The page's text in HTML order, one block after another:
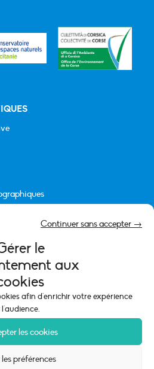
le
aux
afin d'enrichir votre expérience
les cookies
Continuer sans accepter →
préférences